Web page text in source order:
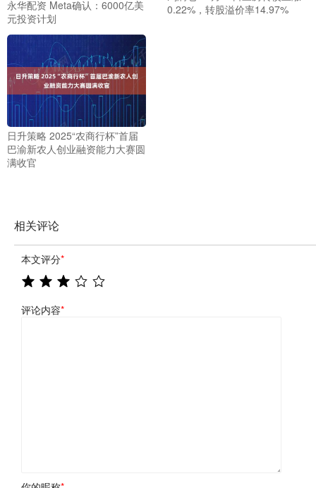
永华配资 Meta确认：6000亿美
元投资计划
0.22%，转股溢价率14.97%
日升策略 2025“农商行杯”首届
巴渝新农人创业融资能力大赛圆
满收官
相关评论
本文评分*
评论内容*